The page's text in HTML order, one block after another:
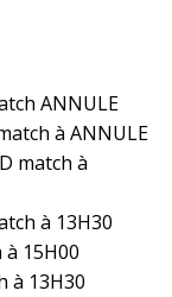
ANNULE
à ANNULE
match à
à 13H30
à 15H00
à 13H30